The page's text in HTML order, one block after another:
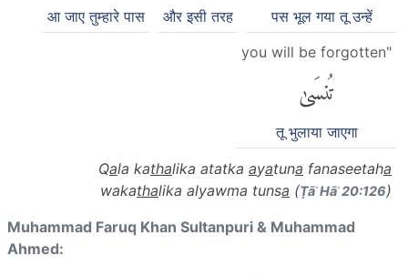
पस भूल गया तू उन्हें
और इसी तरह
आ जाए तुम्हारे पास
you will be forgotten"
تُنسَىٰ
तू भुलाया जाएगा
Qala kathalika atatka ayatuna fanaseetaha
wakathalika alyawma tunsa (Ṭāʾ Hāʾ 20:126)
Muhammad Faruq Khan Sultanpuri & Muhammad
Ahmed: